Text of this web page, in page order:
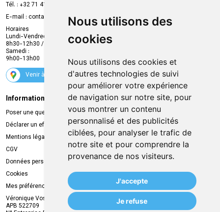
Nous utilisons des
cookies
Nous utilisons des cookies et
d'autres technologies de suivi
pour améliorer votre expérience
de navigation sur notre site, pour
vous montrer un contenu
personnalisé et des publicités
ciblées, pour analyser le trafic de
notre site et pour comprendre la
provenance de nos visiteurs.
J'accepte
Je refuse
Tél. : +32 71 41 32 10
E-mail : contact
mvapharma.be
Horaires
Lundi-Vendredi :
8h30-12h30 / 13h30-18h30
Samedi :
9h00-13h00
Venir à la pharmacie
Compte professionnel
Envoi d’ordonnance
Suivez-nous
Informations légales
Poser une question
Déclarer un effet indésirable
Mentions légales
CGV
Données personnelles
Cookies
Mes préférences Cookies
Véronique Vos
APB 522709
Livraison
Retrait à la pharmacie
Livraison chez vous
Livraison dans un Point Relais